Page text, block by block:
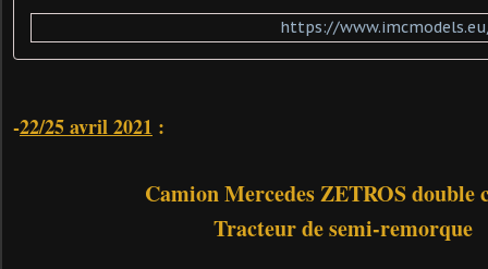
https://
-22/25 avril 2021 :
Camion Mercedes ZETROS double
Tracteur de semi-remorque